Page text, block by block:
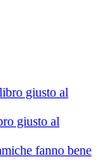
giusto al
giusto al
fanno bene